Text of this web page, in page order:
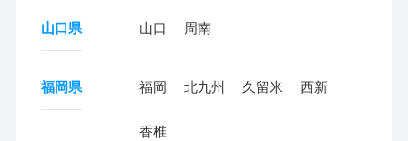
山口県 山口 周南
福岡県 福岡 北九州 久留米 西新
香椎